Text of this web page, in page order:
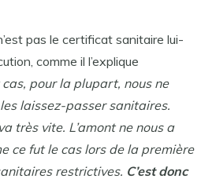
pas le certificat sanitaire lui-
comme il l’explique
cas, pour la plupart, nous ne
laissez-passer sanitaires.
très vite. L’amont ne nous a
ce fut le cas lors de la première
restrictives. C’est donc